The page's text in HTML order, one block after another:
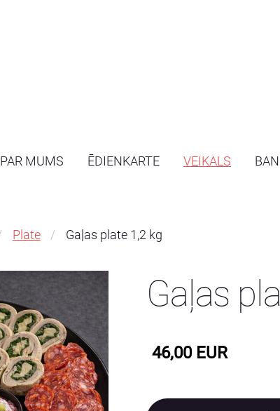
PAR MUMS ĒDIENKARTE VEIKALS
Plate Gaļas plate 1,2 kg
Gaļas
46,00 EUR